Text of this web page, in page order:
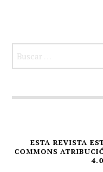
ESTA REVISTA
COMMONS